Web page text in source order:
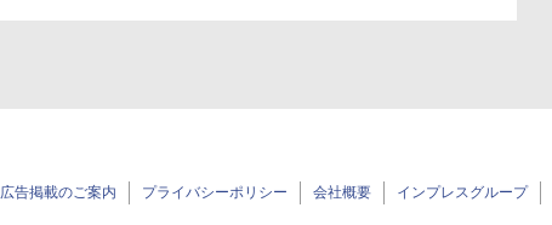
広告掲載のご案内 プライバシーポリシー 会社概要 インプレスグループ